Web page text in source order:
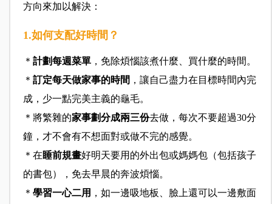
方向來加以解決：
1.如何支配好時間？
＊ 計劃每週菜單，免除煩惱該煮什麼、買什麼的時間。
＊ 訂定每天做家事的時間 ，讓自己盡力在目標時間內完
成，少一點完美主義的龜毛。
＊將繁雜的家事劃分成兩三份去做，每次不要超過30分
鐘，才不會有不想面對或做不完的感覺。
＊在睡前規畫好明天要用的外出包或媽媽包（包括孩子
的書包），免去早晨的奔波煩惱。
＊ 學習一心二用 ，如一邊吸地板、臉上還可以一邊敷面